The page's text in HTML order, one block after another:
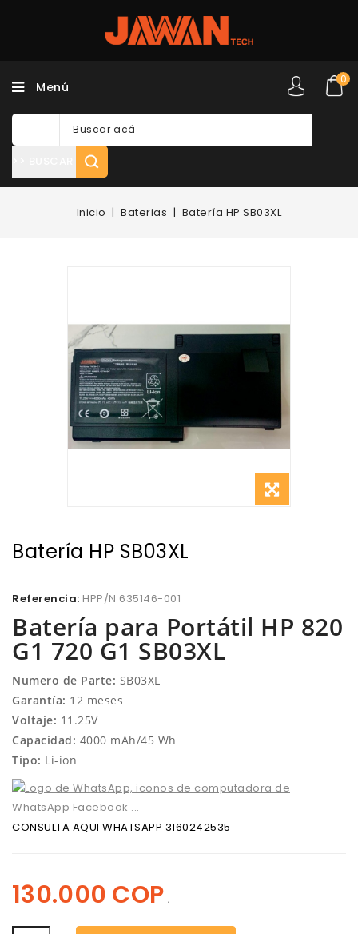
Menú
0
Inicio Baterias Batería HP SB03XL
Batería HP SB03XL
Referencia: HPP/N 635146-001
Batería para Portátil HP 820
G1 720 G1 SB03XL
Numero de Parte: SB03XL
Garantía: 12 meses
Voltaje: 11.25V
Capacidad: 4000 mAh/45 Wh
Tipo: Li-ion
CONSULTA AQUI WHATSAPP 3160242535
130.000 COP .